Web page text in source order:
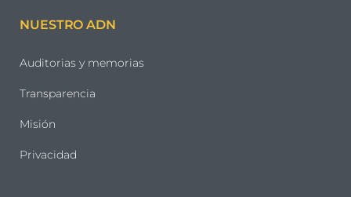
NUESTRO ADN
Auditorias y memorias
Transparencia
Misión
Privacidad